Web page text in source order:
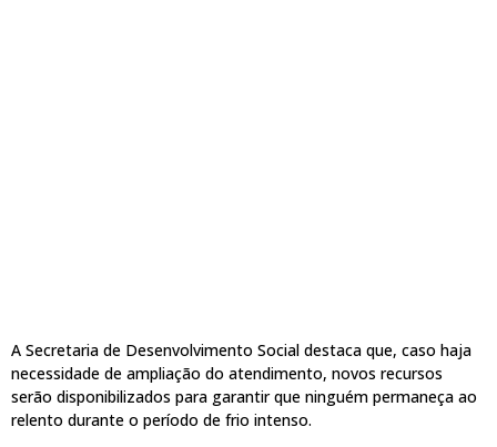
A Secretaria de Desenvolvimento Social destaca que, caso haja
necessidade de ampliação do atendimento, novos recursos
serão disponibilizados para garantir que ninguém permaneça ao
relento durante o período de frio intenso.